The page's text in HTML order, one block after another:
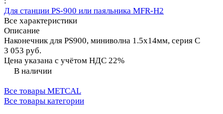
Для станции PS-900 или паяльника MFR-H2
Все характеристики
Описание
Наконечник для PS900, миниволна 1.5х14мм, серия C
3 053 руб.
Цена указана с учётом НДС 22%
В наличии
Все товары METCAL
Все товары категории